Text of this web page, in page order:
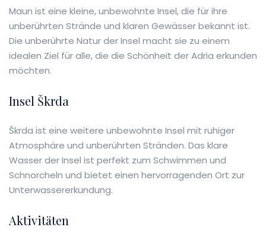
Maun ist eine kleine, unbewohnte Insel, die für ihre
unberührten Strände und klaren Gewässer bekannt ist.
Die unberührte Natur der Insel macht sie zu einem
idealen Ziel für alle, die die Schönheit der Adria erkunden
möchten.
Insel Škrda
Škrda ist eine weitere unbewohnte Insel mit ruhiger
Atmosphäre und unberührten Stränden. Das klare
Wasser der Insel ist perfekt zum Schwimmen und
Schnorcheln und bietet einen hervorragenden Ort zur
Unterwassererkundung.
Aktivitäten